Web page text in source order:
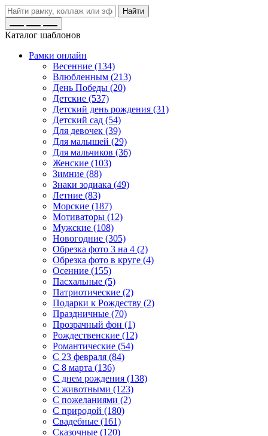
Найти
Каталог шаблонов
Рамки онлайн
Весенние (134)
Влюбленным (213)
День Победы (20)
Детские (537)
Детский день рождения (31)
Детский сад (54)
Для девочек (39)
Для малышей (29)
Для мальчиков (36)
Женские (103)
Зимние (88)
Знаки зодиака (49)
Летние (83)
Морские (187)
Мотиваторы (12)
Мужские (108)
Новогодние (305)
Обрезка фото 3 на 4 (2)
Обрезка фото в круге (4)
Осенние (155)
Пасхальные (5)
Патриотические (2)
Подарки к Рождеству (2)
Праздничные (70)
Прозрачный фон (1)
Рождественские (12)
Романтические (54)
С 23 февраля (84)
С 8 марта (136)
С днем рождения (138)
С животными (123)
С пожеланиями (2)
С природой (180)
Свадебные (161)
Сказочные (120)